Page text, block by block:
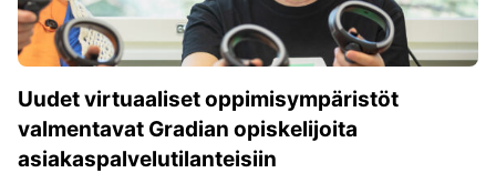
Uudet virtuaaliset oppimisympäristöt
valmentavat Gradian opiskelijoita
asiakaspalvelutilanteisiin